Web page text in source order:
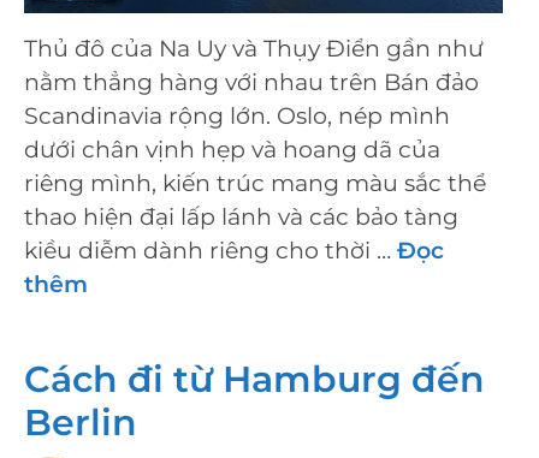
Thủ đô của Na Uy và Thụy Điển gần như
nằm thẳng hàng với nhau trên Bán đảo
Scandinavia rộng lớn. Oslo, nép mình
dưới chân vịnh hẹp và hoang dã của
riêng mình, kiến trúc mang màu sắc thể
thao hiện đại lấp lánh và các bảo tàng
kiều diễm dành riêng cho thời … Đọc
thêm
Cách đi từ Hamburg đến
Berlin